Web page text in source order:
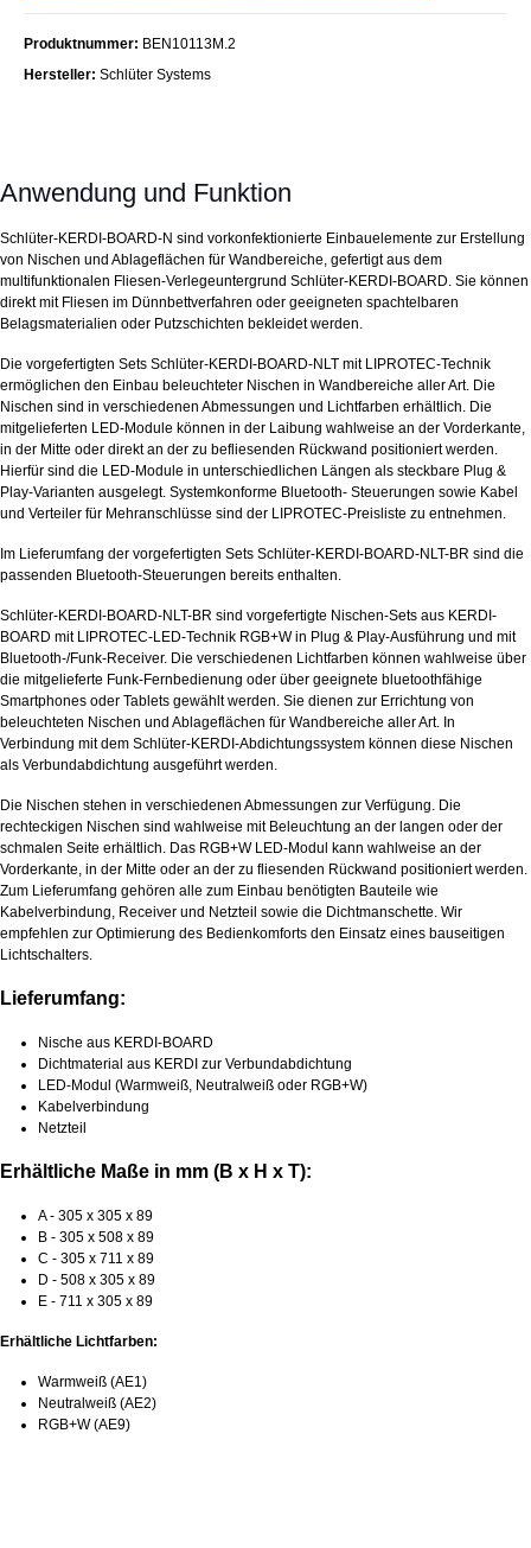
Produktnummer: BEN10113M.2
Hersteller: Schlüter Systems
Anwendung und Funktion
Schlüter-KERDI-BOARD-N sind vorkonfektionierte Einbauelemente zur Erstellung
von Nischen und Ablageflächen für Wandbereiche, gefertigt aus dem
multifunktionalen Fliesen-Verlegeuntergrund Schlüter-KERDI-BOARD. Sie können
direkt mit Fliesen im Dünnbettverfahren oder geeigneten spachtelbaren
Belagsmaterialien oder Putzschichten bekleidet werden.
Die vorgefertigten Sets Schlüter-KERDI-BOARD-NLT mit LIPROTEC-Technik
ermöglichen den Einbau beleuchteter Nischen in Wandbereiche aller Art. Die
Nischen sind in verschiedenen Abmessungen und Lichtfarben erhältlich. Die
mitgelieferten LED-Module können in der Laibung wahlweise an der Vorderkante,
in der Mitte oder direkt an der zu befliesenden Rückwand positioniert werden.
Hierfür sind die LED-Module in unterschiedlichen Längen als steckbare Plug &
Play-Varianten ausgelegt. Systemkonforme Bluetooth- Steuerungen sowie Kabel
und Verteiler für Mehranschlüsse sind der LIPROTEC-Preisliste zu entnehmen.
Im Lieferumfang der vorgefertigten Sets Schlüter-KERDI-BOARD-NLT-BR sind die
passenden Bluetooth-Steuerungen bereits enthalten.
Schlüter-KERDI-BOARD-NLT-BR sind vorgefertigte Nischen-Sets aus KERDI-
BOARD mit LIPROTEC-LED-Technik RGB+W in Plug & Play-Ausführung und mit
Bluetooth-/Funk-Receiver. Die verschiedenen Lichtfarben können wahlweise über
die mitgelieferte Funk-Fernbedienung oder über geeignete bluetoothfähige
Smartphones oder Tablets gewählt werden. Sie dienen zur Errichtung von
beleuchteten Nischen und Ablageflächen für Wandbereiche aller Art. In
Verbindung mit dem Schlüter-KERDI-Abdichtungssystem können diese Nischen
als Verbundabdichtung ausgeführt werden.
Die Nischen stehen in verschiedenen Abmessungen zur Verfügung. Die
rechteckigen Nischen sind wahlweise mit Beleuchtung an der langen oder der
schmalen Seite erhältlich. Das RGB+W LED-Modul kann wahlweise an der
Vorderkante, in der Mitte oder an der zu fliesenden Rückwand positioniert werden.
Zum Lieferumfang gehören alle zum Einbau benötigten Bauteile wie
Kabelverbindung, Receiver und Netzteil sowie die Dichtmanschette. Wir
empfehlen zur Optimierung des Bedienkomforts den Einsatz eines bauseitigen
Lichtschalters.
Lieferumfang:
Nische aus KERDI-BOARD
Dichtmaterial aus KERDI zur Verbundabdichtung
LED-Modul (Warmweiß, Neutralweiß oder RGB+W)
Kabelverbindung
Netzteil
Erhältliche Maße in mm (B x H x T):
A - 305 x 305 x 89
B - 305 x 508 x 89
C - 305 x 711 x 89
D - 508 x 305 x 89
E - 711 x 305 x 89
Erhältliche Lichtfarben:
Warmweiß (AE1)
Neutralweiß (AE2)
RGB+W (AE9)